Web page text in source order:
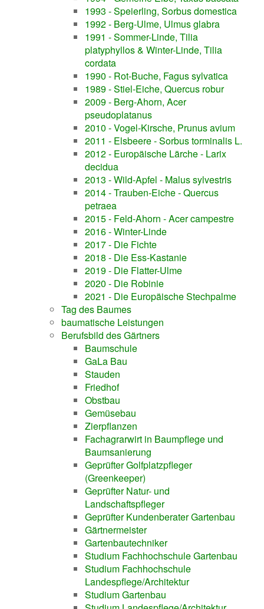
1993 - Speierling, Sorbus domestica
1992 - Berg-Ulme, Ulmus glabra
1991 - Sommer-Linde, Tilia
platyphyllos & Winter-Linde, Tilia
cordata
1990 - Rot-Buche, Fagus sylvatica
1989 - Stiel-Eiche, Quercus robur
2009 - Berg-Ahorn, Acer
pseudoplatanus
2010 - Vogel-Kirsche, Prunus avium
2011 - Elsbeere - Sorbus torminalis L.
2012 - Europäische Lärche - Larix
decidua
2013 - Wild-Apfel - Malus sylvestris
2014 - Trauben-Eiche - Quercus
petraea
2015 - Feld-Ahorn - Acer campestre
2016 - Winter-Linde
2017 - Die Fichte
2018 - Die Ess-Kastanie
2019 - Die Flatter-Ulme
2020 - Die Robinie
2021 - Die Europäische Stechpalme
Tag des Baumes
baumatische Leistungen
Berufsbild des Gärtners
Baumschule
GaLa Bau
Stauden
Friedhof
Obstbau
Gemüsebau
Zierpflanzen
Fachagrarwirt in Baumpflege und
Baumsanierung
Geprüfter Golfplatzpfleger
(Greenkeeper)
Geprüfter Natur- und
Landschaftspfleger
Geprüfter Kundenberater Gartenbau
Gärtnermeister
Gartenbautechniker
Studium Fachhochschule Gartenbau
Studium Fachhochschule
Landespflege/Architektur
Studium Gartenbau